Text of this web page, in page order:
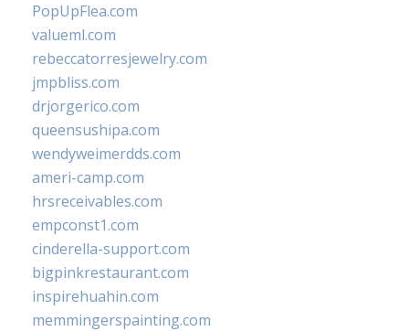
PopUpFlea.com
valueml.com
rebeccatorresjewelry.com
jmpbliss.com
drjorgerico.com
queensushipa.com
wendyweimerdds.com
ameri-camp.com
hrsreceivables.com
empconst1.com
cinderella-support.com
bigpinkrestaurant.com
inspirehuahin.com
memmingerspainting.com